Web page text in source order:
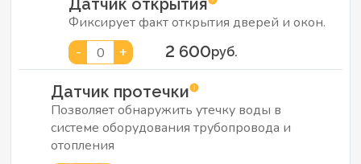
Фиксирует факт открытия дверей и окон.
-
0 + 2 600руб.
Датчик протечки
Позволяет обнаружить утечку воды в
системе оборудования трубопровода и
отопления